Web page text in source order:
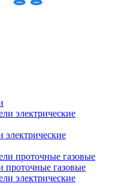
электрические
проточные газовые